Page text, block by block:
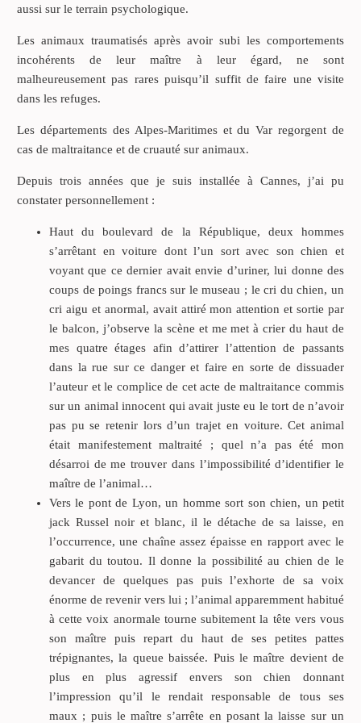
aussi sur le terrain psychologique.
Les animaux traumatisés après avoir subi les comportements
incohérents de leur maître à leur égard, ne sont
malheureusement pas rares puisqu’il suffit de faire une visite
dans les refuges.
Les départements des Alpes-Maritimes et du Var regorgent de
cas de maltraitance et de cruauté sur animaux.
Depuis trois années que je suis installée à Cannes, j’ai pu
constater personnellement :
Haut du boulevard de la République, deux hommes
s’arrêtant en voiture dont l’un sort avec son chien et
voyant que ce dernier avait envie d’uriner, lui donne des
coups de poings francs sur le museau ; le cri du chien, un
cri aigu et anormal, avait attiré mon attention et sortie par
le balcon, j’observe la scène et me met à crier du haut de
mes quatre étages afin d’attirer l’attention de passants
dans la rue sur ce danger et faire en sorte de dissuader
l’auteur et le complice de cet acte de maltraitance commis
sur un animal innocent qui avait juste eu le tort de n’avoir
pas pu se retenir lors d’un trajet en voiture. Cet animal
était manifestement maltraité ; quel n’a pas été mon
désarroi de me trouver dans l’impossibilité d’identifier le
maître de l’animal…
Vers le pont de Lyon, un homme sort son chien, un petit
jack Russel noir et blanc, il le détache de sa laisse, en
l’occurrence, une chaîne assez épaisse en rapport avec le
gabarit du toutou. Il donne la possibilité au chien de le
devancer de quelques pas puis l’exhorte de sa voix
énorme de revenir vers lui ; l’animal apparemment habitué
à cette voix anormale tourne subitement la tête vers vous
son maître puis repart du haut de ses petites pattes
trépignantes, la queue baissée. Puis le maître devient de
plus en plus agressif envers son chien donnant
l’impression qu’il le rendait responsable de tous ses
maux ; puis le maître s’arrête en posant la laisse sur un